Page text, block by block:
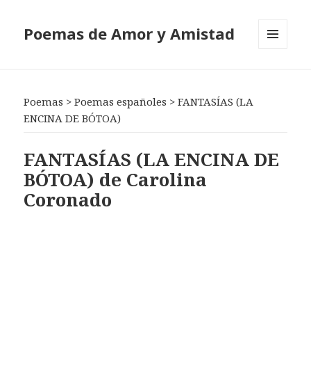
Poemas de Amor y Amistad
Poemas >Poemas españoles >FANTASÍAS (LA
ENCINA DE BÓTOA)
FANTASÍAS (LA ENCINA DE
BÓTOA) de Carolina
Coronado